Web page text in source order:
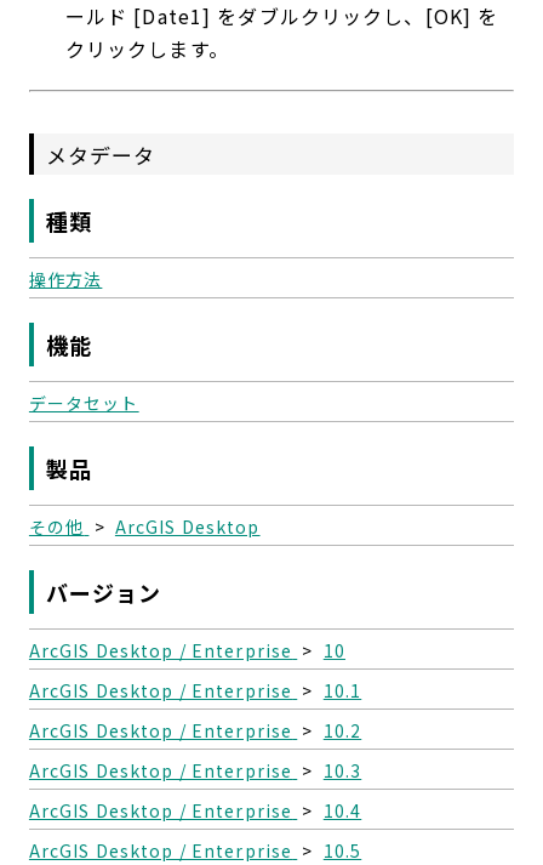
ールド [Date1] をダブルクリックし、[OK] を
クリックします。
メタデータ
種類
操作方法
機能
データセット
製品
その他 > ArcGIS Desktop
バージョン
ArcGIS Desktop / Enterprise > 10
ArcGIS Desktop / Enterprise > 10.1
ArcGIS Desktop / Enterprise > 10.2
ArcGIS Desktop / Enterprise > 10.3
ArcGIS Desktop / Enterprise > 10.4
ArcGIS Desktop / Enterprise > 10.5